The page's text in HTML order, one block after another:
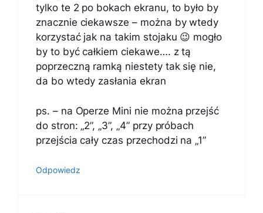
tylko te 2 po bokach ekranu, to było by
znacznie ciekawsze – można by wtedy
korzystać jak na takim stojaku 😉 mogło
by to być całkiem ciekawe…. z tą
poprzeczną ramką niestety tak się nie,
da bo wtedy zasłania ekran
ps. – na Operze Mini nie można przejść
do stron: „2”, „3”, „4” przy próbach
przejścia cały czas przechodzi na „1”
Odpowiedz